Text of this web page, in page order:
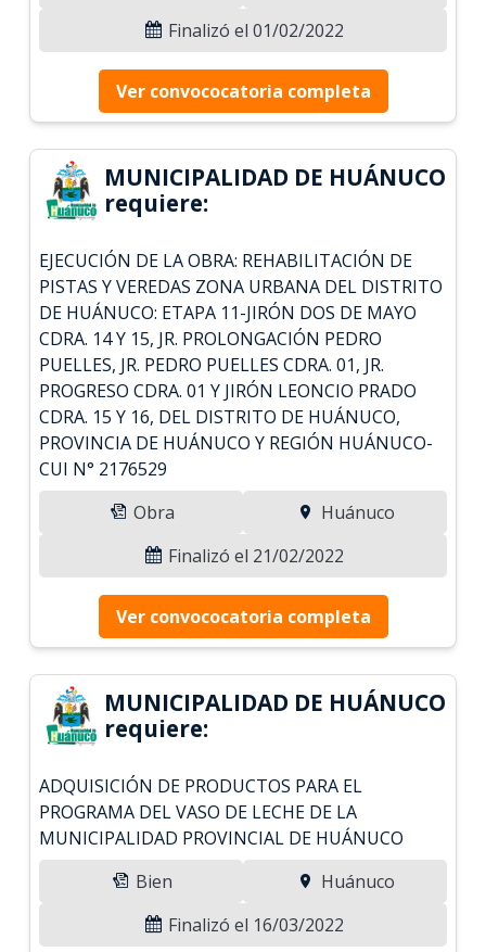
Finalizó el 01/02/2022
Ver convococatoria completa
MUNICIPALIDAD DE HUÁNUCO
requiere:
EJECUCIÓN DE LA OBRA: REHABILITACIÓN DE
PISTAS Y VEREDAS ZONA URBANA DEL DISTRITO
DE HUÁNUCO: ETAPA 11-JIRÓN DOS DE MAYO
CDRA. 14 Y 15, JR. PROLONGACIÓN PEDRO
PUELLES, JR. PEDRO PUELLES CDRA. 01, JR.
PROGRESO CDRA. 01 Y JIRÓN LEONCIO PRADO
CDRA. 15 Y 16, DEL DISTRITO DE HUÁNUCO,
PROVINCIA DE HUÁNUCO Y REGIÓN HUÁNUCO-
CUI N° 2176529
Obra
Huánuco
Finalizó el 21/02/2022
Ver convococatoria completa
MUNICIPALIDAD DE HUÁNUCO
requiere:
ADQUISICIÓN DE PRODUCTOS PARA EL
PROGRAMA DEL VASO DE LECHE DE LA
MUNICIPALIDAD PROVINCIAL DE HUÁNUCO
Bien
Huánuco
Finalizó el 16/03/2022